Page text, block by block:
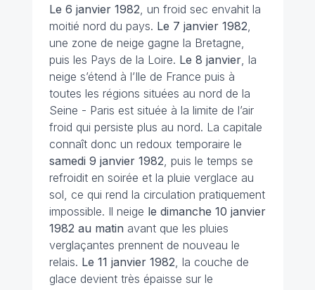
Le 6 janvier 1982, un froid sec envahit la
moitié nord du pays. Le 7 janvier 1982,
une zone de neige gagne la Bretagne,
puis les Pays de la Loire. Le 8 janvier, la
neige s’étend à l’Ile de France puis à
toutes les régions situées au nord de la
Seine - Paris est située à la limite de l’air
froid qui persiste plus au nord. La capitale
connaît donc un redoux temporaire le
samedi 9 janvier 1982, puis le temps se
refroidit en soirée et la pluie verglace au
sol, ce qui rend la circulation pratiquement
impossible. Il neige le dimanche 10 janvier
1982 au matin avant que les pluies
verglaçantes prennent de nouveau le
relais. Le 11 janvier 1982, la couche de
glace devient très épaisse sur le